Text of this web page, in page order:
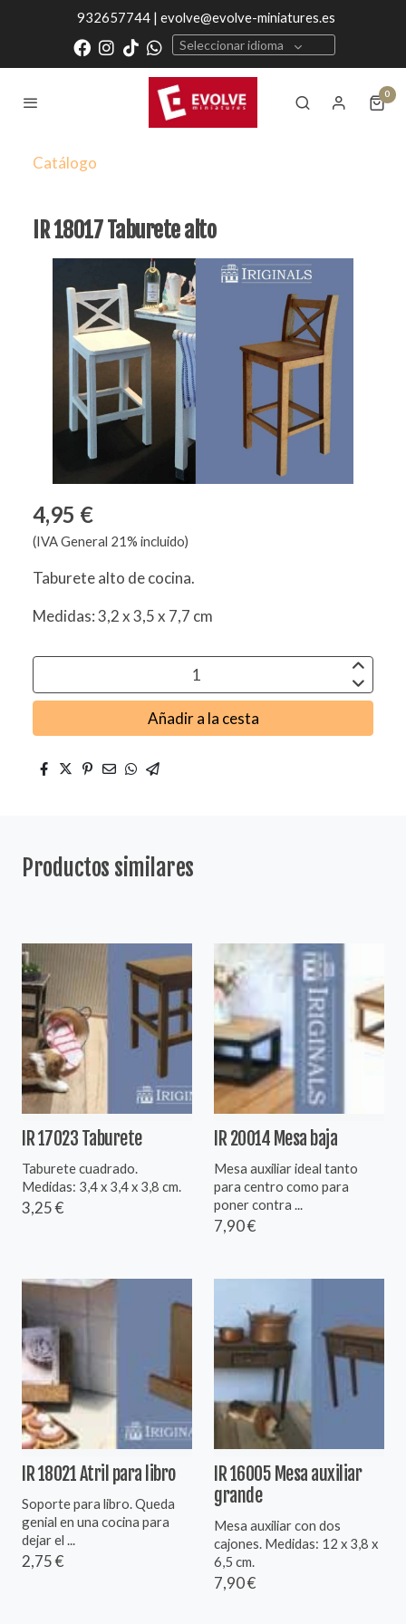
932657744 | evolve@evolve-miniatures.es
Seleccionar idioma
0
Catálogo
IR 18017 Taburete alto
4,95 €
(IVA General 21% incluido)
Taburete alto de cocina.
Medidas: 3,2 x 3,5 x 7,7 cm
Añadir a la cesta
Productos similares
IR 17023 Taburete
Taburete cuadrado.
Medidas: 3,4 x 3,4 x 3,8 cm.
3,25 €
IR 20014 Mesa baja
Mesa auxiliar ideal tanto
para centro como para
poner contra ...
7,90 €
IR 18021 Atril para libro
Soporte para libro. Queda
genial en una cocina para
dejar el ...
2,75 €
IR 16005 Mesa auxiliar
grande
Mesa auxiliar con dos
cajones. Medidas: 12 x 3,8 x
6,5 cm.
7,90 €